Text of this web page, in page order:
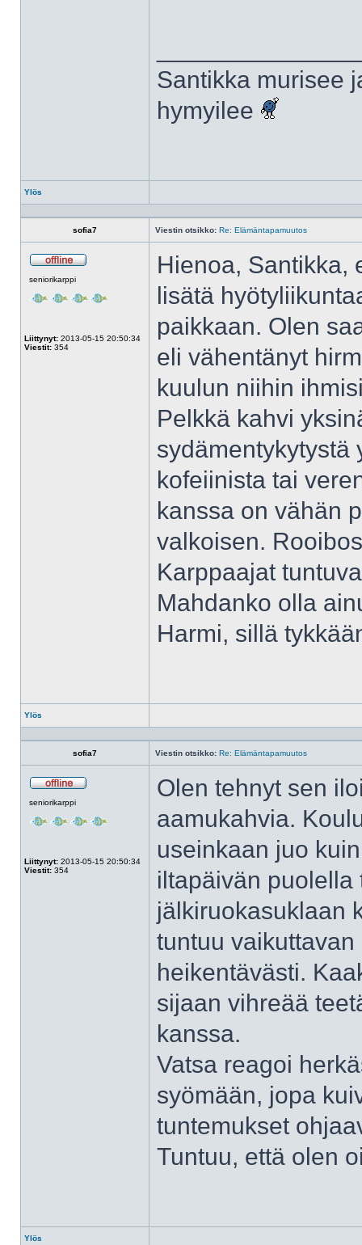
Santikka murisee
hymyilee
Ylös
Profiili
sofia7 Viestin otsikko: Re: Elämäntapamuutos
seniorikarppi
Liittynyt: 2013-05-15 20:50:34
Viestit: 354
Hienoa, Santikka,
lisätä
paikkaan. Olen
eli vähentänyt
kuulun niihin
Pelkkä kahvi
sydämentykytystä
kofeiinista tai
kanssa on vähän
valkoisen.
Karppaajat
Mahdanko olla
Harmi, sillä
Ylös
Profiili
sofia7 Viestin otsikko: Re: Elämäntapamuutos
seniorikarppi
Liittynyt: 2013-05-15 20:50:34
Viestit: 354
Olen tehnyt sen
aamukahvia.
useinkaan juo
iltapäivän
jälkiruokasuklaan
tuntuu
heikentävästi.
sijaan vihreää
kanssa.
Vatsa reagoi
syömään, jopa
tuntemukset
Tuntuu, että olen
Ylös